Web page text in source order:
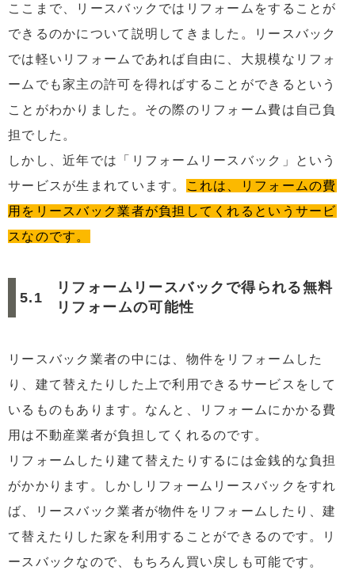
ここまで、リースバックではリフォームをすることが
できるのかについて説明してきました。リースバック
では軽いリフォームであれば自由に、大規模なリフォ
ームでも家主の許可を得ればすることができるという
ことがわかりました。その際のリフォーム費は自己負
担でした。
しかし、近年では「リフォームリースバック」という
サービスが生まれています。
これは、リフォームの費
用をリースバック業者が負担してくれるというサービ
スなのです。
リフォームリースバックで得られる無料
リフォームの可能性
リースバック業者の中には、物件をリフォームした
り、建て替えたりした上で利用できるサービスをして
いるものもあります。なんと、リフォームにかかる費
用は不動産業者が負担してくれるのです。
リフォームしたり建て替えたりするには金銭的な負担
がかかります。しかしリフォームリースバックをすれ
ば、リースバック業者が物件をリフォームしたり、建
て替えたりした家を利用することができるのです。リ
ースバックなので、もちろん買い戻しも可能です。